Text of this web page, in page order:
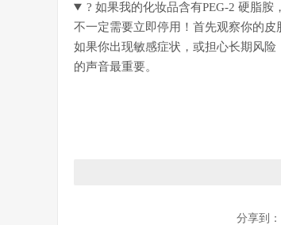
? 如果我的化妆品含有PEG-2 硬脂胺
不一定需要立即停用！首先观察你的
如果你出现敏感症状，或担心长期风
的声音最重要。
分享到：